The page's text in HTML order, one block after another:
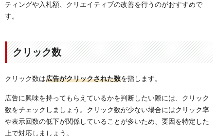
ティングや入札額、クリエイティブの改善を行うのがおすすめで
す。
クリック数
クリック数は広告がクリックされた数を指します。
広告に興味を持ってもらえているかを判断したい際には、クリック
数をチェックしましょう。クリック数が少ない場合にはクリック率
や表示回数の低下が関係していることが多いため、要因を特定した
上で対応しましょう。